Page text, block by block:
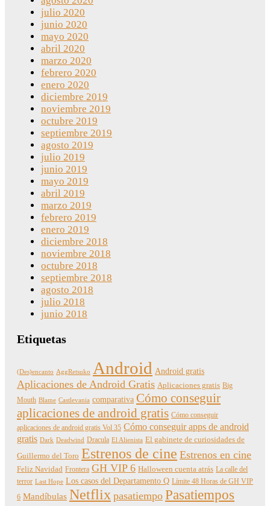
julio 2020
junio 2020
mayo 2020
abril 2020
marzo 2020
febrero 2020
enero 2020
diciembre 2019
noviembre 2019
octubre 2019
septiembre 2019
agosto 2019
julio 2019
junio 2019
mayo 2019
abril 2019
marzo 2019
febrero 2019
enero 2019
diciembre 2018
noviembre 2018
octubre 2018
septiembre 2018
agosto 2018
julio 2018
junio 2018
Etiquetas
(Des)encanto AggRetsuko Android Android gratis
Aplicaciones de Android Gratis Aplicaciones gratis Big
Mouth Blame Castlevania comparativa Cómo conseguir
aplicaciones de android gratis Cómo conseguir
aplicaciones de android gratis Vol 35 Cómo conseguir apps de android
gratis Dark Deadwind Dracula El Alienista El gabinete de curiosidades de
Guillermo del Toro Estrenos de cine Estrenos en cine
Feliz Navidad Frontera GH VIP 6 Halloween cuenta atrás La calle del
terror Last Hope Los casos del Departamento Q Límite 48 Horas de GH VIP
6 Mandíbulas Netflix pasatiempo Pasatiempos